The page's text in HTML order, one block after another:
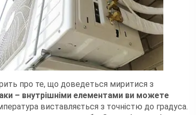
про те, що доведеться миритися з
– внутрішніми елементами ви можете
виставляється з точністю до градуса.